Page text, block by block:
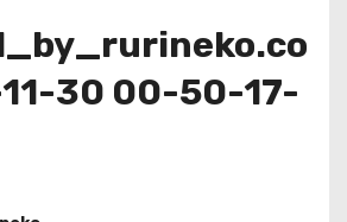
30 00-50-17-